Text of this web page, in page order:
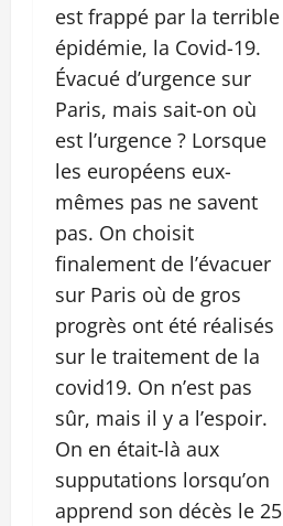
est frappé par la terrible
épidémie, la Covid-19.
Évacué d’urgence sur
Paris, mais sait-on où
est l’urgence ? Lorsque
les européens eux-
mêmes pas ne savent
pas. On choisit
finalement de l’évacuer
sur Paris où de gros
progrès ont été réalisés
sur le traitement de la
covid19. On n’est pas
sûr, mais il y a l’espoir.
On en était-là aux
supputations lorsqu’on
apprend son décès le 25